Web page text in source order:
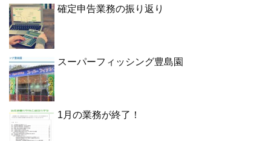
確定申告業務の振り返り
スーパーフィッシング豊島園
1月の業務が終了！